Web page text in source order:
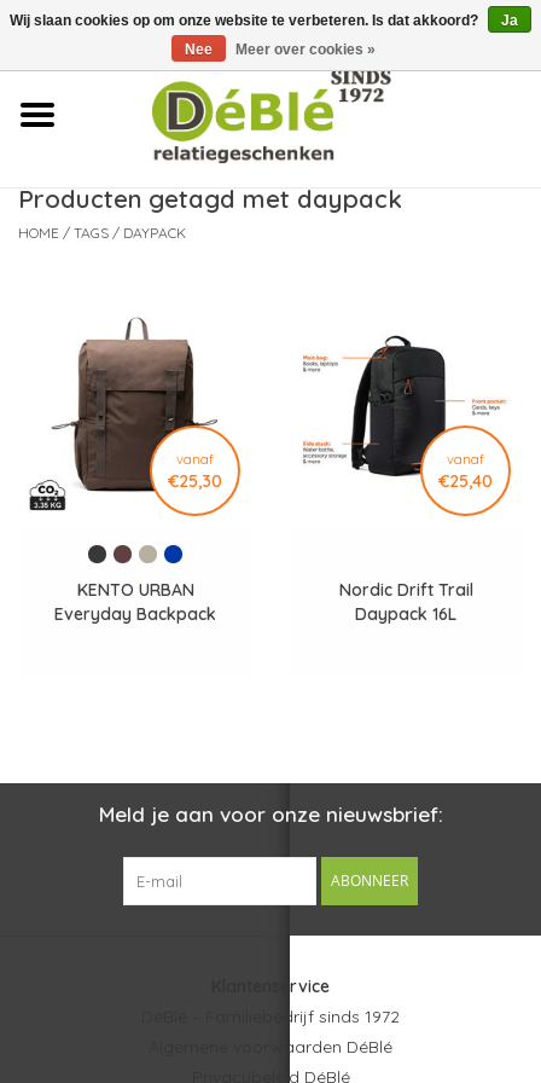
Over ons
Contact
Nieuws
Producten getagd met daypack
HOME / TAGS / DAYPACK
vanaf
€25,30
KENTO URBAN
Everyday Backpack
vanaf
€25,40
Nordic Drift Trail
Daypack 16L
Meld je aan voor onze nieuwsbrief:
ABONNEER
Klantenservice
DéBlé – Familiebedrijf sinds 1972
Algemene voorwaarden DéBlé
Privacybeleid DéBlé
Wij slaan cookies op om onze website te verbeteren. Is dat akkoord?
Ja
Nee
Meer over cookies »